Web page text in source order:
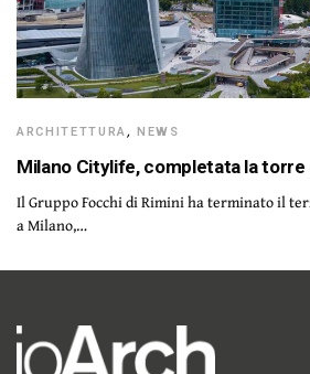
ARCHITETTURA,NEWS
Milano Citylife, completata la
Il Gruppo Focchi di Rimini ha terminato il
a Milano,…